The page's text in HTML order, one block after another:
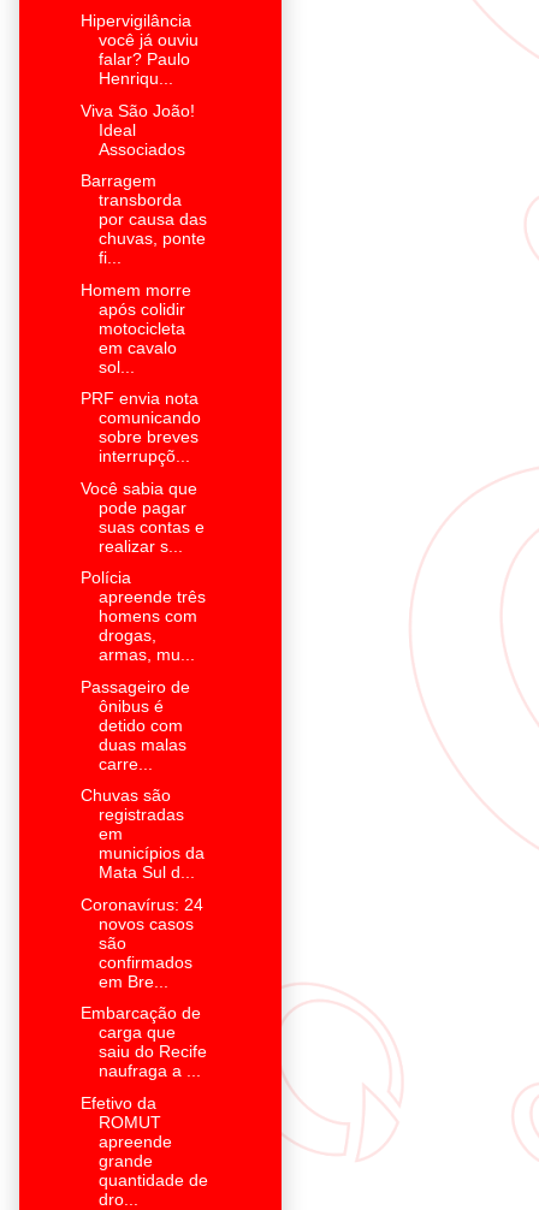
Hipervigilância
você já ouviu
falar? Paulo
Henriqu...
Viva São João!
Ideal
Associados
Barragem
transborda
por causa das
chuvas, ponte
fi...
Homem morre
após colidir
motocicleta
em cavalo
sol...
PRF envia nota
comunicando
sobre breves
interrupçõ...
Você sabia que
pode pagar
suas contas e
realizar s...
Polícia
apreende três
homens com
drogas,
armas, mu...
Passageiro de
ônibus é
detido com
duas malas
carre...
Chuvas são
registradas
em
municípios da
Mata Sul d...
Coronavírus: 24
novos casos
são
confirmados
em Bre...
Embarcação de
carga que
saiu do Recife
naufraga a ...
Efetivo da
ROMUT
apreende
grande
quantidade de
dro...